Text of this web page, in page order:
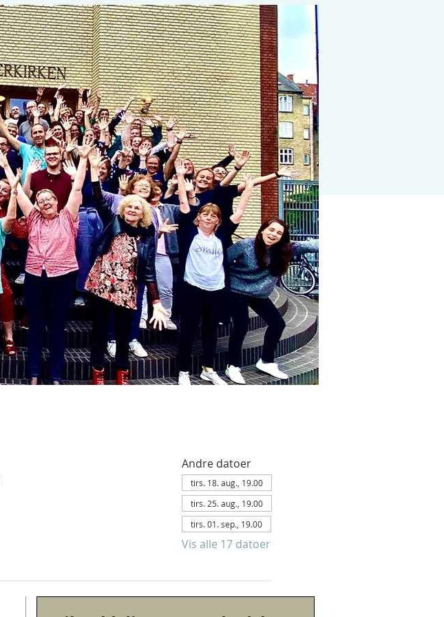
Andre datoer
tirs. 18. aug., 19.00
tirs. 25. aug., 19.00
tirs. 01. sep., 19.00
Vis alle 17 datoer